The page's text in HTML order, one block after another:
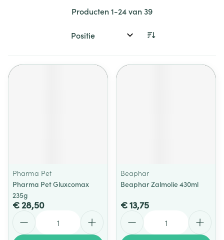
Producten1-24van39
Sorteer op:
Pharma Pet
Pharma Pet Gluxcomax
235g
€ 28,50
Beaphar
Beaphar Zalmolie 430ml
€ 13,75